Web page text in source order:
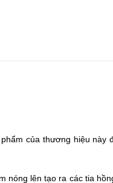
của thương hiệu này
nóng lên tạo ra các tia